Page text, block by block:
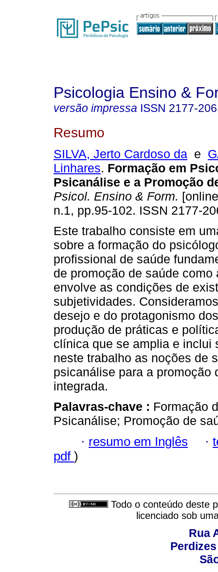
Psicologia Ensino &
versão impressa ISSN 2177-
Resumo
SILVA, Jerto Cardoso da e
Linhares. Formação em
Psicanálise e a Promoção
Psicol. Ensino & Form.
n.1, pp.95-102. ISSN 2177-
Este trabalho consiste em
sobre a formação do
profissional de saúde
de promoção de saúde como
envolve as condições de
subjetividades.
desejo e do protagonismo
produção de práticas e
clínica que se amplia e inclui
neste trabalho as noções de
psicanálise para a promoção
integrada.
Palavras-chave : Formação
Psicanálise; Promoção de
· resumo em Inglês ·
pdf )
Todo o conteúdo deste
licenciado sob
Rua